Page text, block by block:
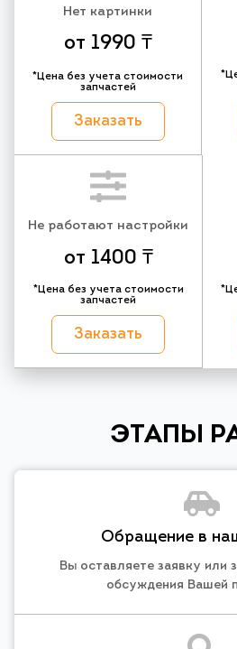
Нет картинки
от 1990 ₸
*Цена без учета стоимости
запчастей
Заказать
Не работают настройки
от 1400 ₸
*Цена без учета стоимости
запчастей
Заказать
ЭТАПЫ
Обращение в
Вы оставляете заявку или
обсуждения Вашей